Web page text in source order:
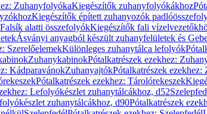
ZuhanyfolyókaKiegészítők zuhanyfolyókákhoz
Kiegészítők épített zuhanyozók
alatti összefolyókKiegészítők fali
Ásványi anyagból készült zuhanyfelületek és
SzerelőelemekKülönleges zuhanytálca lefolyók
ZuhanykabinokPótalkatrészek ezekhez:
KádparavánokZuhanyajtókPótalkatrészek ezekhez:
Pótalkatrészek ezekhez: Tárolórekeszek
Lefolyókészlet zuhanytálcákhoz, d52
zuhanytálcákhoz, d90Pótalkatrészek